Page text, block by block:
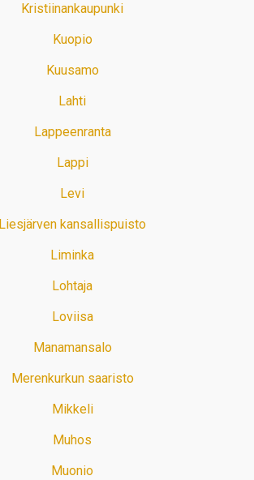
Kristiinankaupunki
Kuopio
Kuusamo
Lahti
Lappeenranta
Lappi
Levi
Liesjärven kansallispuisto
Liminka
Lohtaja
Loviisa
Manamansalo
Merenkurkun saaristo
Mikkeli
Muhos
Muonio